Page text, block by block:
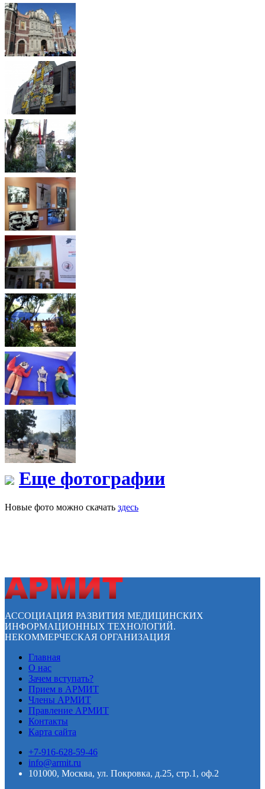
Еще фотографии
Новые фото можно скачать здесь
АССОЦИАЦИЯ РАЗВИТИЯ МЕДИЦИНСКИХ
ИНФОРМАЦИОННЫХ ТЕХНОЛОГИЙ.
НЕКОММЕРЧЕСКАЯ ОРГАНИЗАЦИЯ
Главная
О нас
Зачем вступать?
Прием в АРМИТ
Члены АРМИТ
Правление АРМИТ
Контакты
Карта сайта
+7-916-628-59-46
info@armit.ru
101000, Москва, ул. Покровка, д.25, стр.1, оф.2